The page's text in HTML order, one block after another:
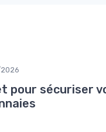
pour sécuriser